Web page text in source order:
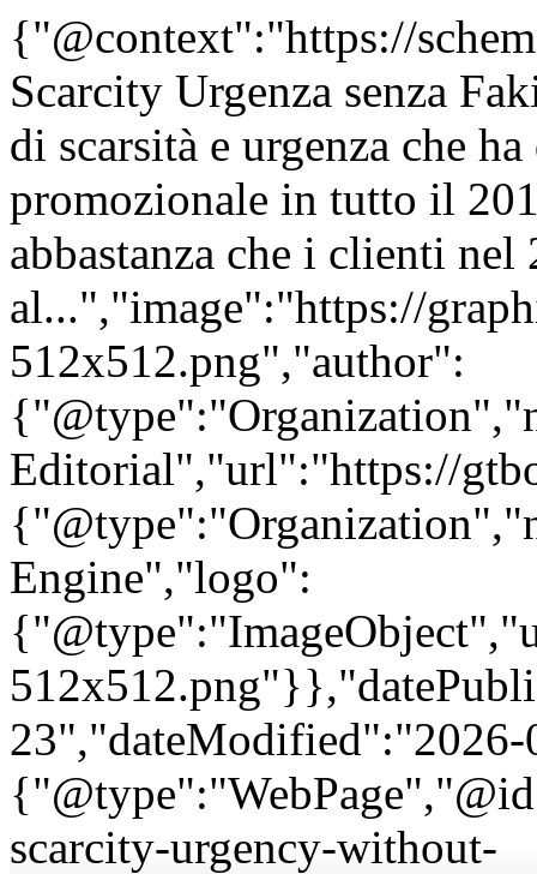
{"@context":"https://
Scarcity Urgenza senza
di scarsità e urgenza che
promozionale in tutto il
abbastanza che i clienti
al...","image":"https://
512x512.png","author":
Editorial","url":"https://
Engine","logo":
scarcity-urgency-without-